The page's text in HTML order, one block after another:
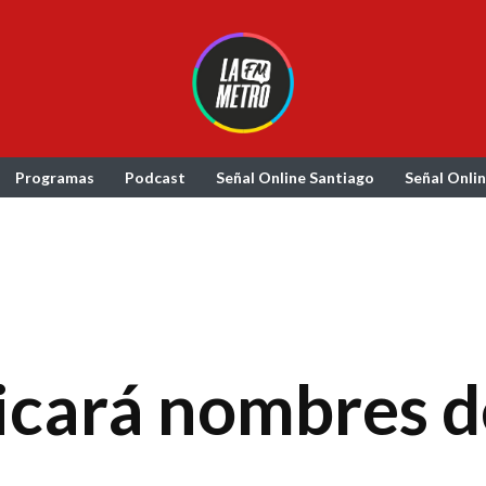
Programas Podcast Señal Online Santiago Señal
nombres